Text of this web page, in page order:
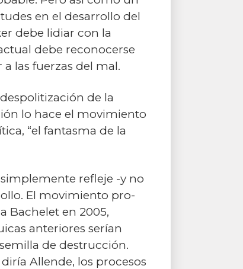
en el desarrollo del
debe lidiar con la
debe reconocerse
las fuerzas del mal.
de la
lo hace el movimiento
“el fantasma de la
refleje -y no
El movimiento pro-
Bachelet en 2005,
anteriores serían
de destrucción.
Allende, los procesos